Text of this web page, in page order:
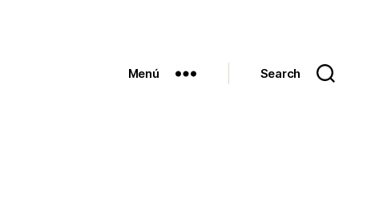
Menú Search